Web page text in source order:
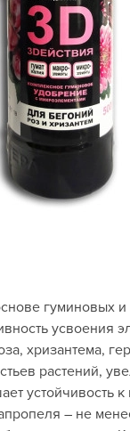
гуминовых
усвоения
хризантема,
растений,
– не